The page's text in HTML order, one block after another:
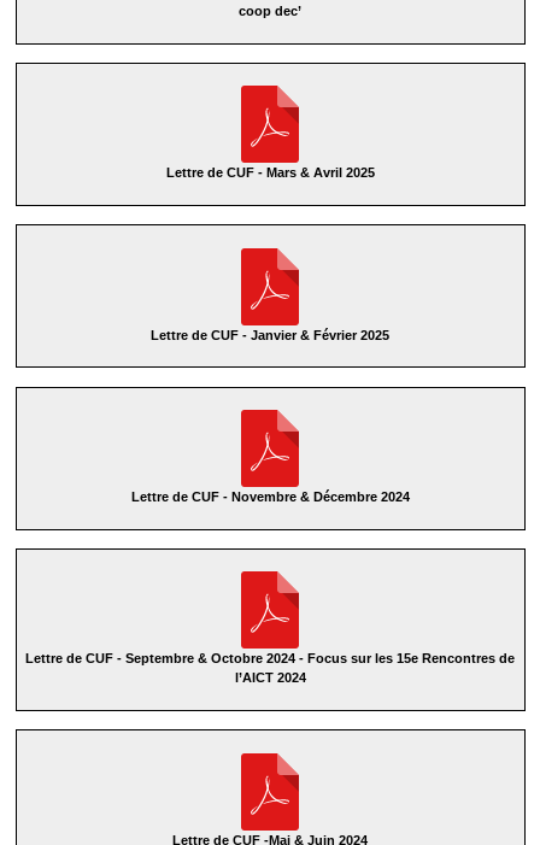
coop dec’
Lettre de CUF - Mars & Avril 2025
Lettre de CUF - Janvier & Février 2025
Lettre de CUF - Novembre & Décembre 2024
Lettre de CUF - Septembre & Octobre 2024 - Focus sur les 15e Rencontres de
l’AICT 2024
Lettre de CUF -Mai & Juin 2024